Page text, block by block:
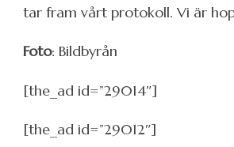
tar fram vårt protokoll. Vi är
Foto: Bildbyrån
[the_ad id=”29014″]
[the_ad id=”29012″]